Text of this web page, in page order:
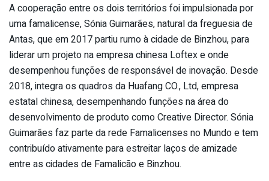
A cooperação entre os dois territórios foi impulsionada por
uma famalicense, Sónia Guimarães, natural da freguesia de
Antas, que em 2017 partiu rumo à cidade de Binzhou, para
liderar um projeto na empresa chinesa Loftex e onde
desempenhou funções de responsável de inovação. Desde
2018, integra os quadros da Huafang CO., Ltd, empresa
estatal chinesa, desempenhando funções na área do
desenvolvimento de produto como Creative Director. Sónia
Guimarães faz parte da rede Famalicenses no Mundo e tem
contribuído ativamente para estreitar laços de amizade
entre as cidades de Famalicão e Binzhou.